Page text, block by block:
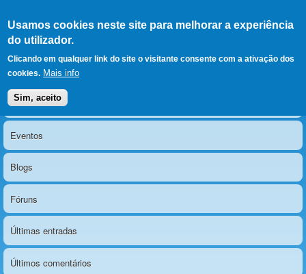
Usamos cookies neste site para melhorar a experiência
do utilizador.
Clicando em qualquer link do site o visitante consente com a ativação dos
cookies. Mais info
Sim, aceito
LERPARAVER , ir para a
página principal
O portal da visão diferente
Menu principal
Notícias
Eventos
Blogs
Fóruns
Últimas entradas
Últimos comentários